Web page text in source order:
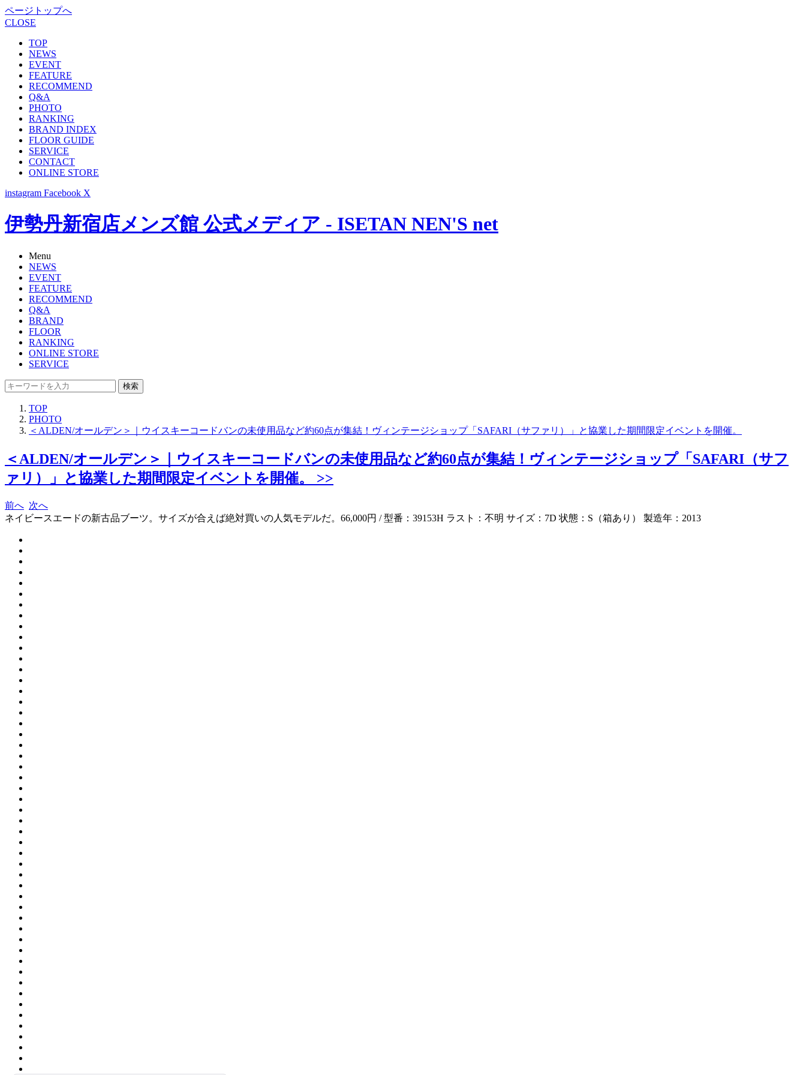
ページトップへ
CLOSE
TOP
NEWS
EVENT
FEATURE
RECOMMEND
Q&A
PHOTO
RANKING
BRAND INDEX
FLOOR GUIDE
SERVICE
CONTACT
ONLINE STORE
instagram Facebook X
伊勢丹新宿店メンズ館 公式メディア - ISETAN NEN'S net
Menu
NEWS
EVENT
FEATURE
RECOMMEND
Q&A
BRAND
FLOOR
RANKING
ONLINE STORE
SERVICE
検索
TOP
PHOTO
＜ALDEN/オールデン＞｜ウイスキーコードバンの未使用品など約60点が集結！ヴィンテージショップ「SAFARI（サファリ）」と協業した期間限定イベントを開催。
＜ALDEN/オールデン＞｜ウイスキーコードバンの未使用品など約60点が集結！ヴィンテージショップ「SAFARI（サフ
ァリ）」と協業した期間限定イベントを開催。 >>
前へ 次へ
ネイビースエードの新古品ブーツ。サイズが合えば絶対買いの人気モデルだ。66,000円 / 型番：39153H ラスト：不明 サイズ：7D 状態：S（箱あり） 製造年：2013